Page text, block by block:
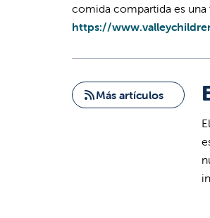
comida compartida es
https://
Más artículos